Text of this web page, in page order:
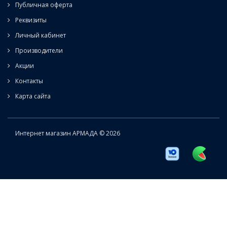
Публичная оферта
Реквизиты
Личный кабинет
Производители
Акции
Контакты
Карта сайта
Интернет магазин АРМАДА © 2026